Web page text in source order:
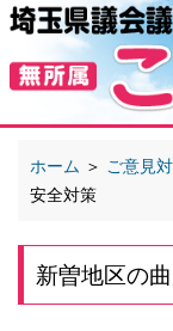
ホーム ＞ ご意見
安全対策
新曽地区の